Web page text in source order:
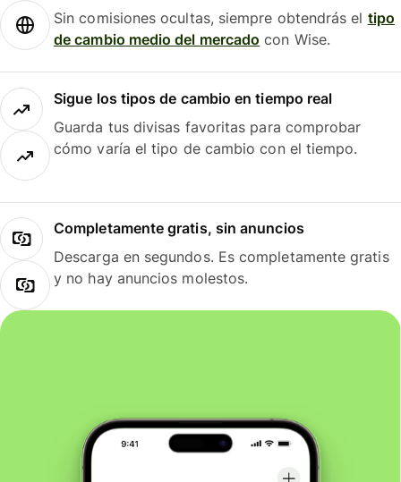
Sin comisiones ocultas, siempre obtendrás el tipo
de cambio medio del mercado con Wise.
Sigue los tipos de cambio en tiempo real
Guarda tus divisas favoritas para comprobar
cómo varía el tipo de cambio con el tiempo.
Completamente gratis, sin anuncios
Descarga en segundos. Es completamente gratis
y no hay anuncios molestos.